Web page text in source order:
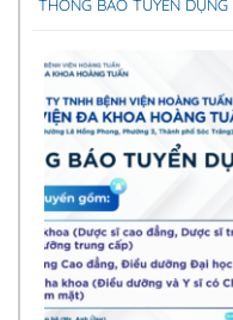
THÔNG BÁO TUYỂN